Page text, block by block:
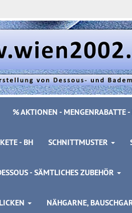
% AKTIONEN - MENGENRABATTE -
- BH SCHNITTMUSTER
- SÄMTLICHES ZUBEHÖR
NÄHGARNE,